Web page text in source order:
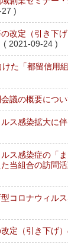
)
の改定（引き下
( 2021-09-24 )
た「都留信用
議の概要につ
ス感染拡大に
ス感染症の「
当組合の訪問
コロナウィル
定（引き下げ